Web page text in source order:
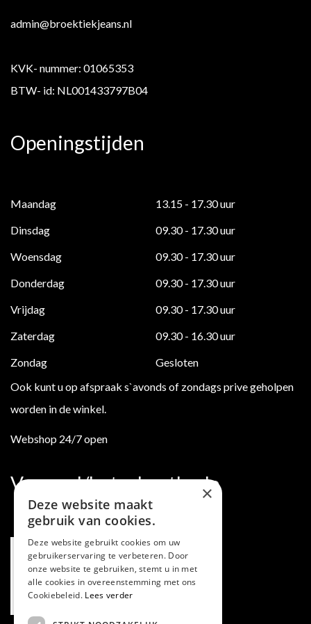
admin@broektiekjeans.nl
KVK- nummer: 01065353
BTW- id: NL001433797B04
Openingstijden
Maandag
13.15 - 17.30 uur
Dinsdag
09.30 - 17.30 uur
Woensdag
09.30 - 17.30 uur
Donderdag
09.30 - 17.30 uur
Vrijdag
09.30 - 17.30 uur
Zaterdag
09.30 - 16.30 uur
Zondag
Gesloten
Ook kunt u op afspraak s`avonds of zondags prive geholpen
worden in de winkel.
Webshop 24/7 open
Verzend/betaalmethode
×
Deze website maakt
gebruik van cookies.
Deze website gebruikt cookies om uw
gebruikerservaring te verbeteren. Door
onze website te gebruiken, stemt u in met
alle cookies in overeenstemming met ons
Cookiebeleid. Lees verder